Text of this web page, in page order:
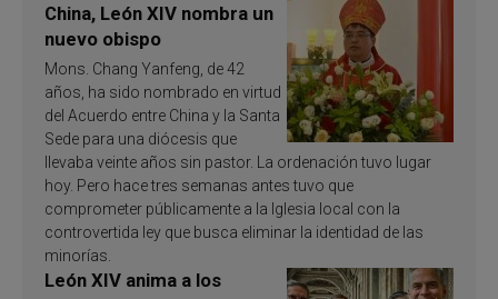
China, León XIV nombra un
nuevo obispo
Mons. Chang Yanfeng, de 42
años, ha sido nombrado en virtud
del Acuerdo entre China y la Santa
Sede para una diócesis que
llevaba veinte años sin pastor. La ordenación tuvo lugar
hoy. Pero hace tres semanas antes tuvo que
comprometer públicamente a la Iglesia local con la
controvertida ley que busca eliminar la identidad de las
minorías.
León XIV anima a los